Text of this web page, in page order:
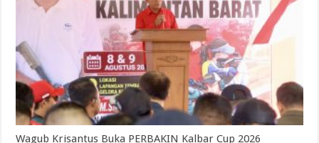
Wagub Krisantus Buka PERBAKIN Kalbar Cup 2026